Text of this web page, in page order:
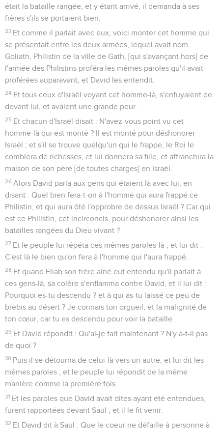
était la bataille rangée, et y étant arrivé, il demanda à ses
frères s'ils se portaient bien.
23 Et comme il parlait avec eux, voici monter cet homme qui
se présentait entre les deux armées, lequel avait nom
Goliath, Philistin de la ville de Gath, [qui s'avançant hors] de
l'armée des Philistins proféra les mêmes paroles qu'il avait
proférées auparavant, et David les entendit.
24 Et tous ceux d'Israël voyant cet homme-là, s'enfuyaient de
devant lui, et avaient une grande peur.
25 Et chacun d'Israël disait : N'avez-vous point vu cet
homme-là qui est monté ? Il est monté pour déshonorer
Israël ; et s'il se trouve quelqu'un qui le frappe, le Roi le
comblera de richesses, et lui donnera sa fille, et affranchira la
maison de son père [de toutes charges] en Israël.
26 Alors David parla aux gens qui étaient là avec lui, en
disant : Quel bien fera-t-on à l'homme qui aura frappé ce
Philistin, et qui aura ôté l'opprobre de dessus Israël ? Car qui
est ce Philistin, cet incirconcis, pour déshonorer ainsi les
batailles rangées du Dieu vivant ?
27 Et le peuple lui répéta ces mêmes paroles-là ; et lui dit :
C'est là le bien qu'on fera à l'homme qui l'aura frappé.
28 Et quand Eliab son frère aîné eut entendu qu'il parlait à
ces gens-là, sa colère s'enflamma contre David, et il lui dit :
Pourquoi es-tu descendu ? et à qui as-tu laissé ce peu de
brebis au désert ? Je connais ton orgueil, et la malignité de
ton cœur, car tu es descendu pour voir la bataille.
29 Et David répondit : Qu'ai-je fait maintenant ? N'y a-t-il pas
de quoi ?
30 Puis il se détourna de celui-là vers un autre, et lui dit les
mêmes paroles ; et le peuple lui répondit de la même
manière comme la première fois.
31 Et les paroles que David avait dites ayant été entendues,
furent rapportées devant Saül ; et il le fit venir.
32 Et David dit à Saül : Que le coeur ne défaille à personne à